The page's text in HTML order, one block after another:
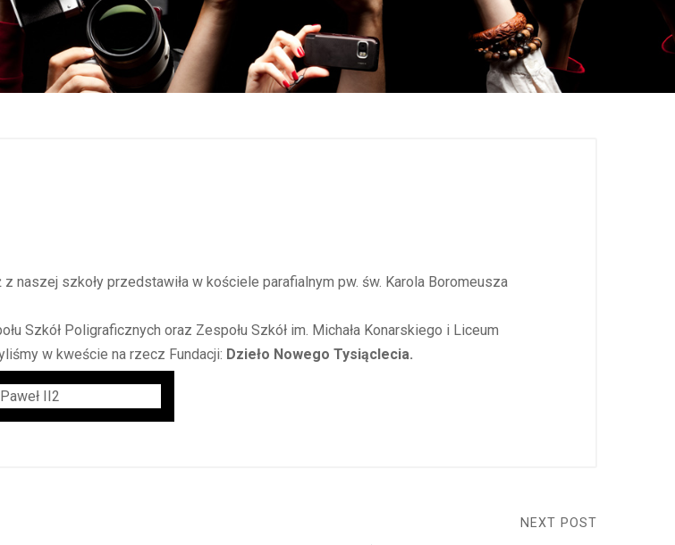
naszej szkoły przedstawiła w kościele parafialnym pw. św. Karola Boromeusza
Szkół Poligraficznych oraz Zespołu Szkół im. Michała Konarskiego i Liceum
w kweście na rzecz Fundacji: Dzieło Nowego Tysiąclecia.
NEXT POST